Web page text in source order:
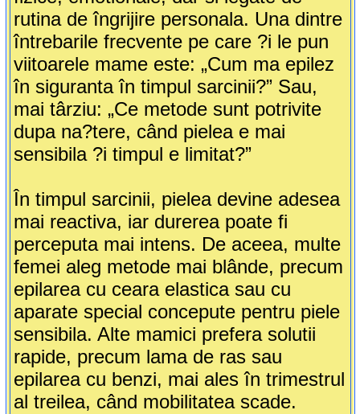
rutina de îngrijire personala. Una dintre
întrebarile frecvente pe care ?i le pun
viitoarele mame este: „Cum ma epilez
în siguranta în timpul sarcinii?” Sau,
mai târziu: „Ce metode sunt potrivite
dupa na?tere, când pielea e mai
sensibila ?i timpul e limitat?”
În timpul sarcinii, pielea devine adesea
mai reactiva, iar durerea poate fi
perceputa mai intens. De aceea, multe
femei aleg metode mai blânde, precum
epilarea cu ceara elastica sau cu
aparate special concepute pentru piele
sensibila. Alte mamici prefera solutii
rapide, precum lama de ras sau
epilarea cu benzi, mai ales în trimestrul
al treilea, când mobilitatea scade.